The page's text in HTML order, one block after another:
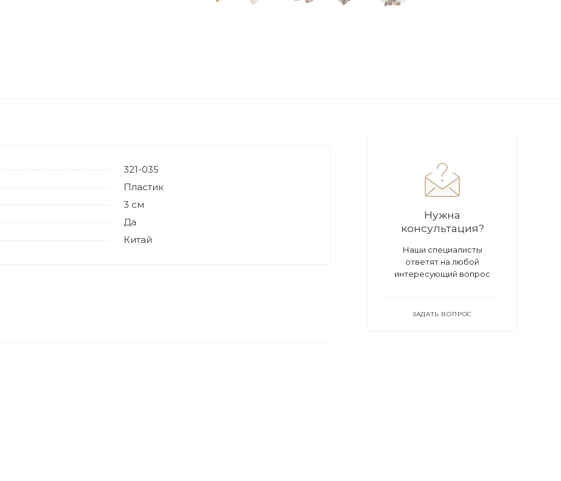
Нужна
консультация?
Наши специалисты
ответят на любой
интересующий вопрос
ЗАДАТЬ ВОПРОС
321-035
Пластик
3 см
Да
Китай